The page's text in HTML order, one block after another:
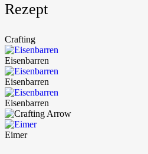
Rezept
Crafting
Eisenbarren
Eisenbarren
Eisenbarren
Eimer